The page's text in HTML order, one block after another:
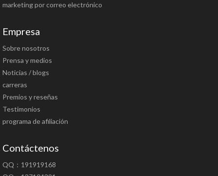
marketing por correo electrónico
Empresa
Sobre nosotros
Prensa y medios
Noticias / blogs
carreras
Premios y reseñas
Testimonios
programa de afiliación
Contáctenos
QQ：191919168